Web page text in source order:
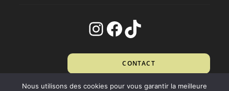
Instagram
FacebookTikTok
CONTACT
Nous utilisons des cookies pour vous garantir la meilleure